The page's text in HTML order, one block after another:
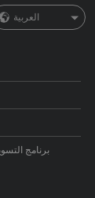
العربية
برنامج